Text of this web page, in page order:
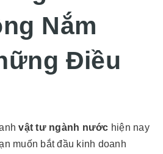
Nắm
Điều
vật tư ngành nước hiện nay
muốn bắt đầu kinh doanh